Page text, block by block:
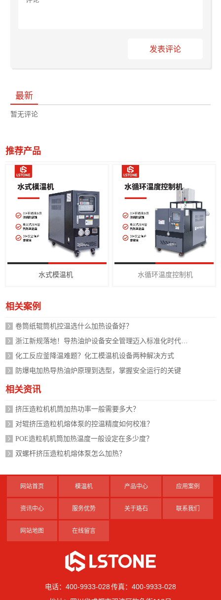
发表评论
最新
暂无评论
推荐产品
水式模温机 水循环温度控制机
相关案例
卷筒纸辊筒机控温选什么加热设备好？
化工反应釜降温难题？化工模温机设备两种解决方式
防爆电加热导热油炉原理到选型，掌握安全运行的关键
相关资讯
挤压造粒机机筒加热功率一般需要多大？
对辊挤压造粒机熔体泵的控温精度如何校准？
POE造粒机机筒加热温度一般设定在多少度？
双螺杆挤压造粒机熔体泵怎么加热？
网站首页 模温机 产品中心 应用案例
资讯中心 服务优势 关于珞石 联系我们
网站地图 在线留言
电话：400-9933-028 传真：400-9933-028